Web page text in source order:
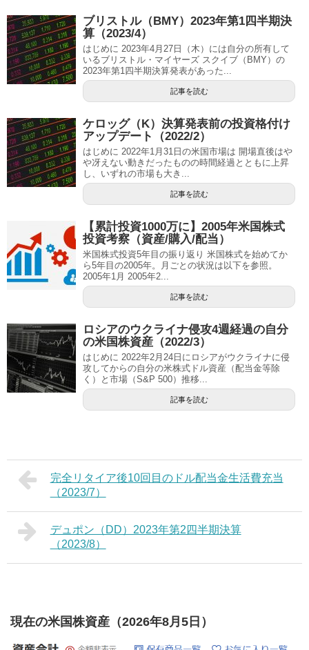
ブリストル（BMY）2023年第1四半期決
算（2023/4）
はじめに 2023年4月27日（木）には自分の所有して
いるブリストル・マイヤーズ スクイブ（BMY）の
2023年第1四半期決算発表があった...
記事を読む
ケロッグ（K）決算発表前の投資格付け
アップデート（2022/2）
はじめに 2022年1月31日の米国市場は 開場直後はや
や冴えない動きだったものの時間経過とともに上昇
し、いずれの市場も大き...
記事を読む
【累計投資1000万に】2005年米国株式
投資考察（資産/購入/配当）
米国株式投資5年目の振り返り 米国株式を始めてか
ら5年目の2005年。月ごとの状況は以下を参照。
2005年1月 2005年2...
記事を読む
ロシアのウクライナ侵攻4週経過の自分
の米国株資産（2022/3）
はじめに 2022年2月24日にロシアがウクライナに侵
攻してからの自分の米株式ドル資産（配当金等除
く）と市場（S&P 500）推移...
記事を読む
完全リタイア後10回目のドル配当金生活費充当
（2023/7）
デュポン（DD）2023年第2四半期決算
（2023/8）
現在の米国株資産（2026年8月5日）